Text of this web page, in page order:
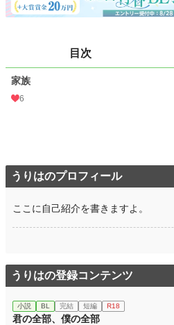
更新日時 2025.08.04 13:09
2025.08.04 13:09
週間ポイント
目次
家族
6
うりはのプロフィール
ここに自己紹介を書きますよ。
うりはの登録コンテンツ
小説 BL 完結 短編 R18
君の全部、僕の全部